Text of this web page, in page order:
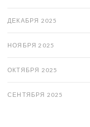
ДЕКАБРЯ 2025
НОЯБРЯ 2025
ОКТЯБРЯ 2025
СЕНТЯБРЯ 2025